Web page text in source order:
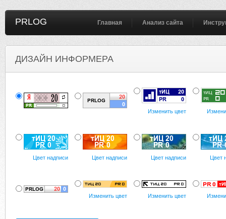
PRLOG Главная Анализ сайта
ДИЗАЙН ИНФОРМЕРА
Изменить цвет
Цвет надписи Цвет надписи Цвет надписи Цвет
Изменить цвет Изменить цвет